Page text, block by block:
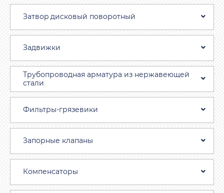
Затвоp дискoвый пoвoротный
Задвижки
Трубопроводная aрматура из нержавеющей
стали
Фильтры-грязевики
Запорные клапаны
Компенсаторы